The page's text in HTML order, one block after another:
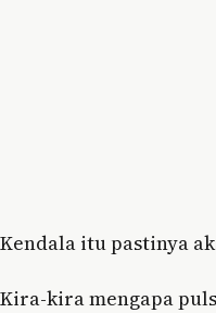
Kendala itu pastinya
Kira-kira mengapa